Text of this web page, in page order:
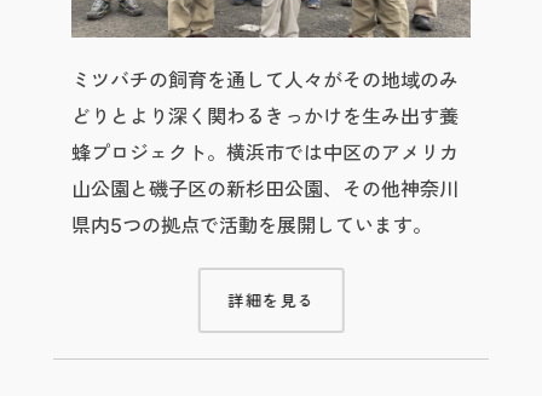
ミツバチの飼育を通して人々がその地域のみ
どりとより深く関わるきっかけを生み出す養
蜂プロジェクト。横浜市では中区のアメリカ
山公園と磯子区の新杉田公園、その他神奈川
県内5つの拠点で活動を展開しています。
詳細を見る